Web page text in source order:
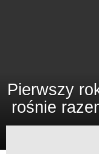
Pierwszy
rośnie